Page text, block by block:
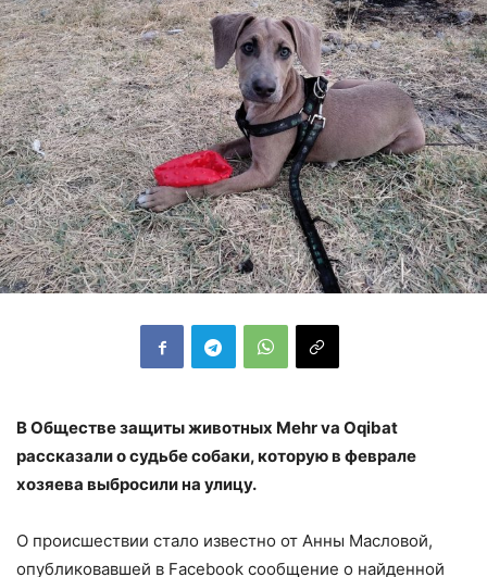
В Обществе защиты животных Mehr va Oqibat
рассказали о судьбе собаки, которую в феврале
хозяева выбросили на улицу.
О происшествии стало известно от Анны Масловой,
опубликовавшей в Facebook сообщение о найденной